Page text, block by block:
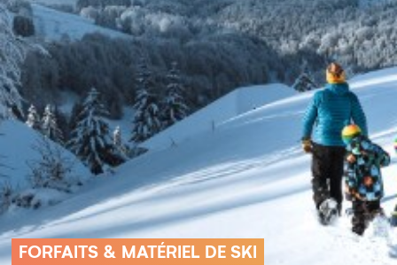
FORFAITS & MATÉRIEL DE SKI